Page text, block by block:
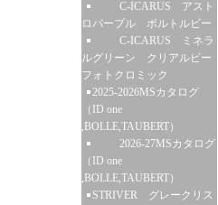
C-ICARUS アスト
ロパープル ボルトルビー
C-ICARUS ミネラ
ルグリーン クリアルビー
フォトクロミック
2025-2026MSカタログ
（ID one
,BOLLE,TAUBERT）
2026-27MSカタログ
（ID one
,BOLLE,TAUBERT）
STRIVER グレークリス